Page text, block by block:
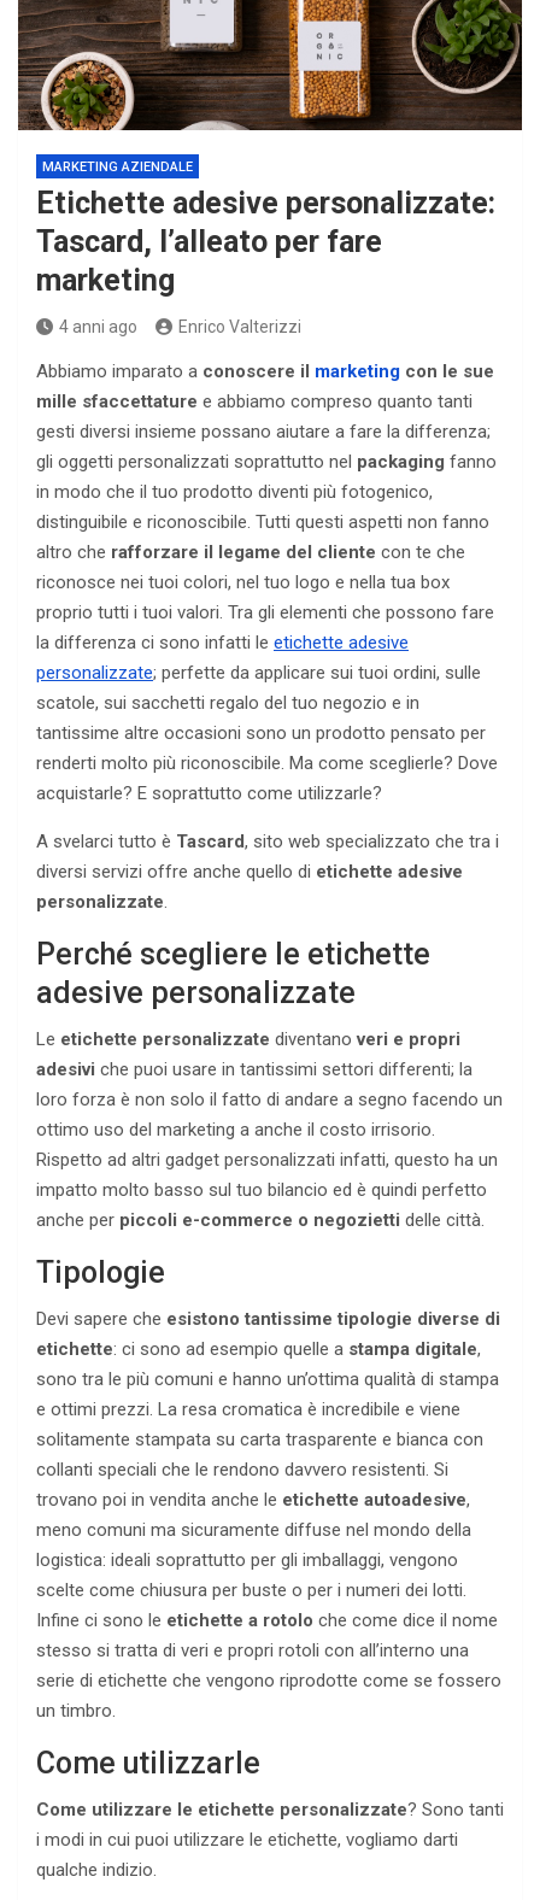
MARKETING AZIENDALE
Etichette adesive personalizzate:
Tascard, l’alleato per fare
marketing
4 anni ago Enrico Valterizzi
Abbiamo imparato a conoscere il marketing con le sue
mille sfaccettature e abbiamo compreso quanto tanti
gesti diversi insieme possano aiutare a fare la differenza;
gli oggetti personalizzati soprattutto nel packaging fanno
in modo che il tuo prodotto diventi più fotogenico,
distinguibile e riconoscibile. Tutti questi aspetti non fanno
altro che rafforzare il legame del cliente con te che
riconosce nei tuoi colori, nel tuo logo e nella tua box
proprio tutti i tuoi valori. Tra gli elementi che possono fare
la differenza ci sono infatti le etichette adesive
personalizzate; perfette da applicare sui tuoi ordini, sulle
scatole, sui sacchetti regalo del tuo negozio e in
tantissime altre occasioni sono un prodotto pensato per
renderti molto più riconoscibile. Ma come sceglierle? Dove
acquistarle? E soprattutto come utilizzarle?
A svelarci tutto è Tascard, sito web specializzato che tra i
diversi servizi offre anche quello di etichette adesive
personalizzate.
Perché scegliere le etichette
adesive personalizzate
Le etichette personalizzate diventanoveri e propri
adesivi che puoi usare in tantissimi settori differenti; la
loro forza è non solo il fatto di andare a segno facendo un
ottimo uso del marketing a anche il costo irrisorio.
Rispetto ad altri gadget personalizzati infatti, questo ha un
impatto molto basso sul tuo bilancio ed è quindi perfetto
anche per piccoli e-commerce o negozietti delle città.
Tipologie
Devi sapere che esistono tantissime tipologie diverse di
etichette: ci sono ad esempio quelle a stampa digitale,
sono tra le più comuni e hanno un’ottima qualità di stampa
e ottimi prezzi. La resa cromatica è incredibile e viene
solitamente stampata su carta trasparente e bianca con
collanti speciali che le rendono davvero resistenti. Si
trovano poi in vendita anche le etichette autoadesive,
meno comuni ma sicuramente diffuse nel mondo della
logistica: ideali soprattutto per gli imballaggi, vengono
scelte come chiusura per buste o per i numeri dei lotti.
Infine ci sono le etichette a rotolo che come dice il nome
stesso si tratta di veri e propri rotoli con all’interno una
serie di etichette che vengono riprodotte come se fossero
un timbro.
Come utilizzarle
Come utilizzare le etichette personalizzate? Sono tanti
i modi in cui puoi utilizzare le etichette, vogliamo darti
qualche indizio.